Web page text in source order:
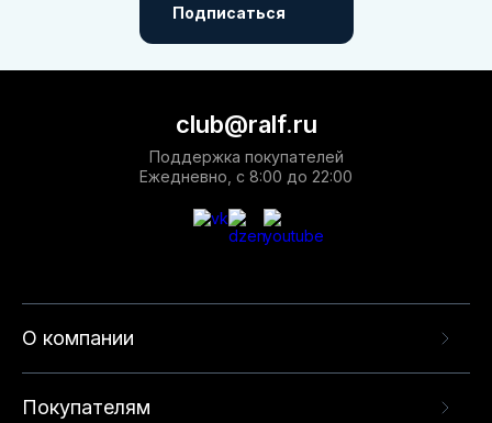
Подписаться
О компании
Покупателям
club@ralf.ru
Поддержка покупателей
Ежедневно, с 8:00 до 22:00